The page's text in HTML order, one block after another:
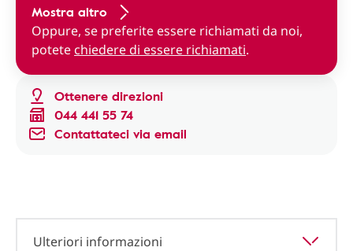
Ottenere direzioni
044 441 55 74
Contattateci via email
Mostra altro
Oppure, se preferite essere richiamati da noi,
potetechiedere di essere richiamati.
Ulteriori informazioni